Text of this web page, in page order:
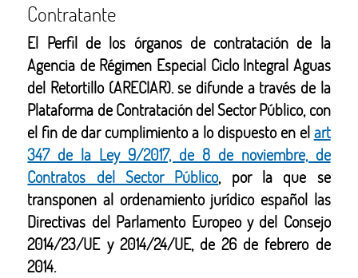
Contratante
El Perfil de los órganos de contratación de la
Agencia de Régimen Especial Ciclo Integral Aguas
del Retortillo (ARECIAR). se difunde a través de la
Plataforma de Contratación del Sector Público, con
el fin de dar cumplimiento a lo dispuesto en el art
347 de la Ley 9/2017, de 8 de noviembre, de
Contratos del Sector Público, por la que se
transponen al ordenamiento jurídico español las
Directivas del Parlamento Europeo y del Consejo
2014/23/UE y 2014/24/UE, de 26 de febrero de
2014.